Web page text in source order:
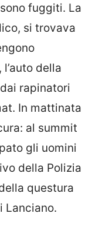
fuggiti. La
si trovava
della
rapinatori
In mattinata
al summit
gli uomini
della Polizia
questura
Lanciano.